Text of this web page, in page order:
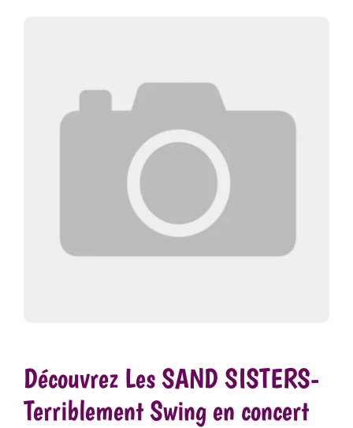
Découvrez Les SAND SISTERS-
Terriblement Swing en concert